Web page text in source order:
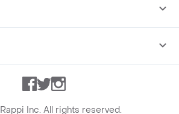
Facebook
TwitterInstagram
Rappi Inc. All rights reserved.